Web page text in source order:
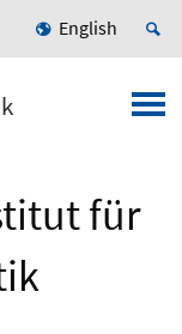
English
für